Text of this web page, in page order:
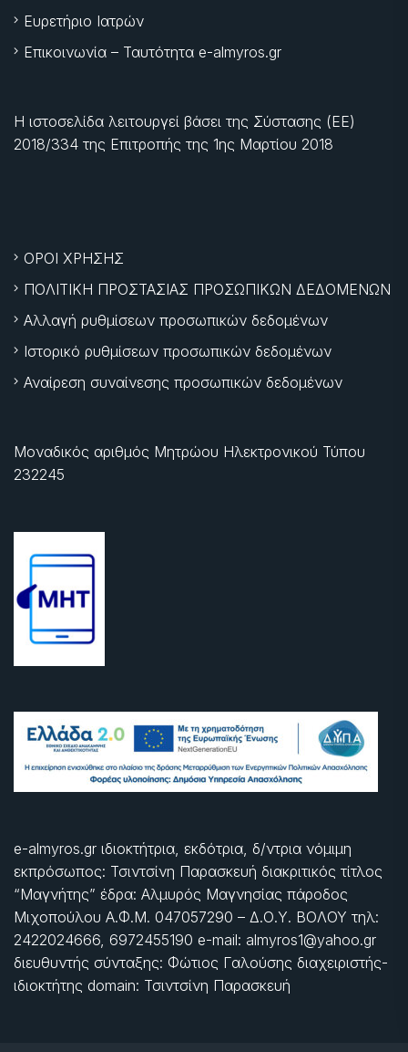
Ευρετήριο Ιατρών
Επικοινωνία – Ταυτότητα e-almyros.gr
Η ιστοσελίδα λειτουργεί βάσει της Σύστασης (ΕΕ)
2018/334 της Επιτροπής της 1ης Μαρτίου 2018
ΟΡΟΙ ΧΡΗΣΗΣ
ΠΟΛΙΤΙΚΗ ΠΡΟΣΤΑΣΙΑΣ ΠΡΟΣΩΠΙΚΩΝ ΔΕΔΟΜΕΝΩΝ
Αλλαγή ρυθμίσεων προσωπικών δεδομένων
Ιστορικό ρυθμίσεων προσωπικών δεδομένων
Αναίρεση συναίνεσης προσωπικών δεδομένων
Μοναδικός αριθμός Μητρώου Ηλεκτρονικού Τύπου
232245
e-almyros.gr ιδιοκτήτρια, εκδότρια, δ/ντρια νόμιμη
εκπρόσωπος: Τσιντσίνη Παρασκευή διακριτικός τίτλος
“Μαγνήτης” έδρα: Αλμυρός Μαγνησίας πάροδος
Μιχοπούλου Α.Φ.Μ. 047057290 – Δ.Ο.Υ. ΒΟΛΟΥ τηλ:
2422024666, 6972455190 e-mail: almyros1@yahoo.gr
διευθυντής σύνταξης: Φώτιος Γαλούσης διαχειριστής-
ιδιοκτήτης domain: Τσιντσίνη Παρασκευή